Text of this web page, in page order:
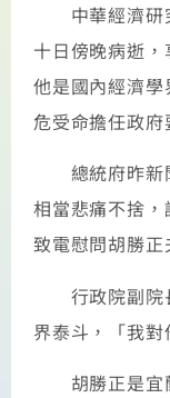
中華經濟研
十日傍晚病逝
他是國內經濟
危受命擔任政
總統府昨新
相當悲痛不捨
致電慰問胡勝正
行政院副院
界泰斗，「我對
胡勝正是宜